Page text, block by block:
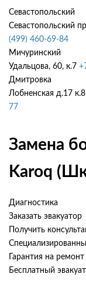
Севастопольский
Севастопольский
(499) 460-69-84
Мичуринский
Удальцова, 60, к.7
Дмитровка
Лобненская д.17 к.8
77
Замена
Karoq
Диагностика
Заказать эвакуатор
Получить
Гарантия на
Бесплатный